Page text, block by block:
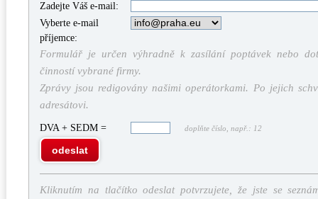
Zadejte Váš e-mail:
Vyberte e-mail
příjemce:
Formulář je určen výhradně k zasílání poptávek nebo
činností vybrané firmy.
Zprávy jsou redigovány našimi operátorkami. Po jejich
adresátovi.
DVA + SEDM = doplňte číslo, např.: 12
odeslat
Kliknutím na tlačítko odeslat potvrzujete, že jste se